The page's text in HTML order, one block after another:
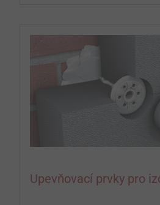
Upevňovací prvky pro